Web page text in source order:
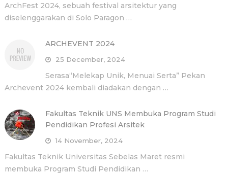
ArchFest 2024, sebuah festival arsitektur yang
diselenggarakan di Solo Paragon …
ARCHEVENT 2024
25 December, 2024
Serasa“Melekap Unik, Menuai Serta” Pekan
Archevent 2024 kembali diadakan dengan …
Fakultas Teknik UNS Membuka Program Studi
Pendidikan Profesi Arsitek
14 November, 2024
Fakultas Teknik Universitas Sebelas Maret resmi
membuka Program Studi Pendidikan …